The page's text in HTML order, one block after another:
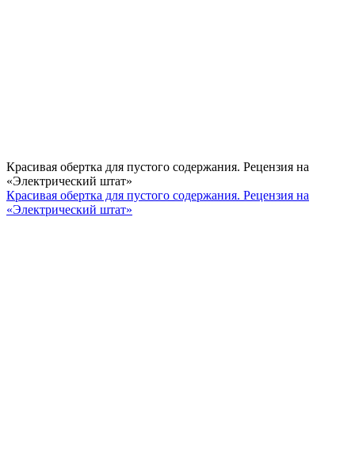
Красивая обертка для пустого содержания. Рецензия на
«Электрический штат»
Красивая обертка для пустого содержания. Рецензия на
«Электрический штат»